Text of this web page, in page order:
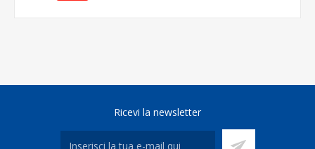
Ricevi la newsletter